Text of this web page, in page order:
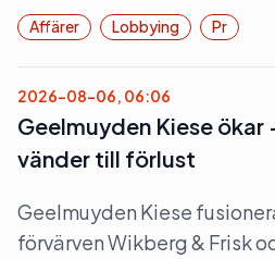
Affärer Lobbying Pr
2026-08-06, 06:06
Geelmuyden Kiese ökar
vänder till förlust
Geelmuyden Kiese
förvärven Wikberg & Frisk